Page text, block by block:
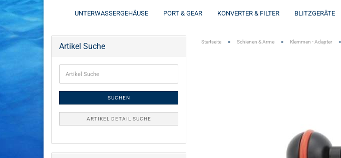
UNTERWASSERGEHÄUSE PORT & GEAR KONVERTER & FILTER BLITZGERÄTE
Startseite » Schienen & Arme » Klemmen - Adapter »
Artikel Suche
SUCHEN
ARTIKEL DETAIL SUCHE